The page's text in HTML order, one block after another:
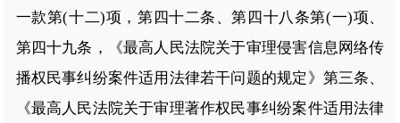
一款第(十二)项，第四十二条、第四十八条第(一)项、
第四十九条，《最高人民法院关于审理侵害信息网络传
播权民事纠纷案件适用法律若干问题的规定》第三条、
《最高人民法院关于审理著作权民事纠纷案件适用法律